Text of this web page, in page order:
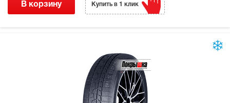
В корзину Купить в 1 клик